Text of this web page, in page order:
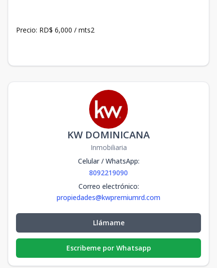
Precio: RD$ 6,000 / mts2
KW DOMINICANA
Inmobiliaria
Celular / WhatsApp:
8092219090
Correo electrónico:
propiedades@kwpremiumrd.com
Llámame
Escribeme por Whatsapp